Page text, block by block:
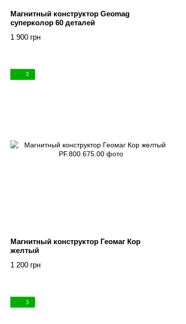
Магнитный конструктор Geomag
суперколор 60 деталей
1 900 грн
3
Магнитный конструктор Геомаг Кор
желтый
1 200 грн
3